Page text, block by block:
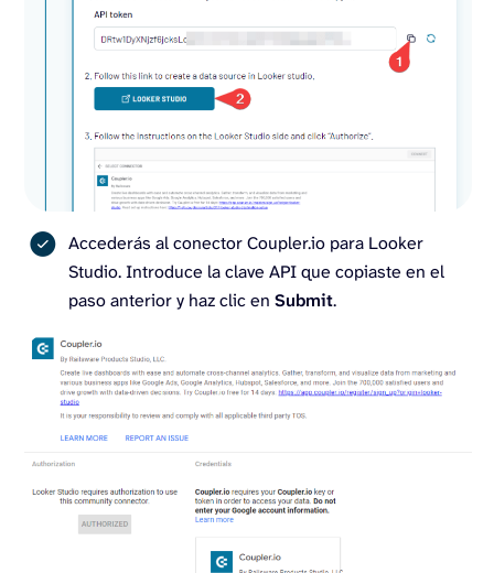
Accederás al conector Coupler.io para Looker
Studio. Introduce la clave API que copiaste en el
paso anterior y haz clic en Submit.